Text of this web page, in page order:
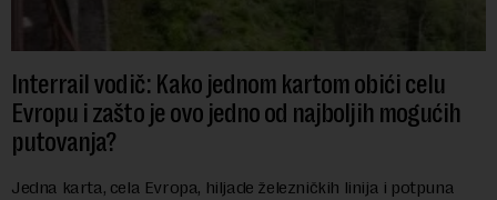
Interrail vodič: Kako jednom kartom obići celu
Evropu i zašto je ovo jedno od najboljih mogućih
putovanja?
Jedna karta, cela Evropa, hiljade železničkih linija i potpuna